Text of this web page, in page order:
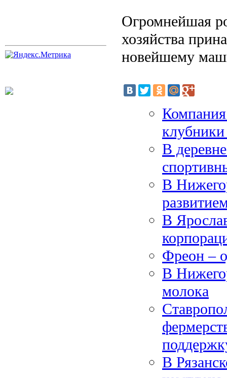
Огромнейшая
хозяйства
новейшему
клубники
В
В
В
Фреон –
В
молока
В